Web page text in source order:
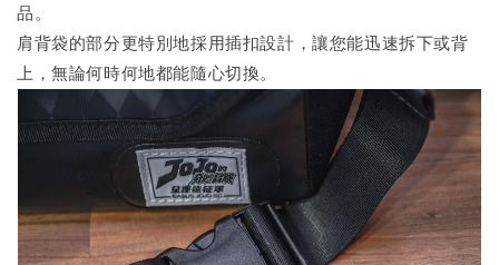
品。
肩背袋的部分更特別地採用插扣設計，讓您能迅速拆下或背
上，無論何時何地都能隨心切換。